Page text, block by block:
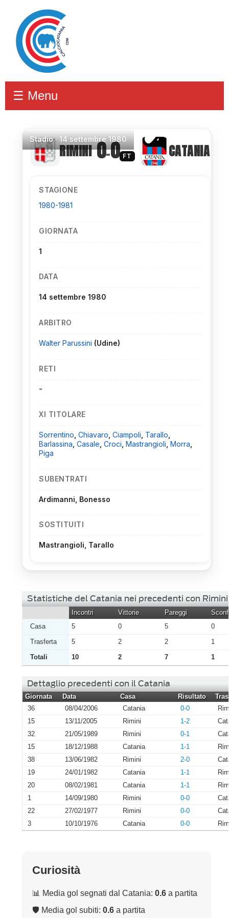
☰ Menu
Stadio·14 settembre 1980
RIMINI 0–0 FT CATANIA
STAGIONE
1980-1981
GIORNATA
1
DATA
14 settembre 1980
ARBITRO
Walter Parussini (Udine)
RETI
-
XI TITOLARE
Sorrentino Chiavaro Ciampoli Tarallo
Barlassina Casale Croci Mastrangioli Morra
Piga
SUBENTRATI
Ardimanni, Bonesso
SOSTITUITI
Mastrangioli, Tarallo
Statistiche del Catania nei precedenti con Rimini
Incontri Vittorie Pareggi
Casa
5 0 5
0
Trasferta
5 2 2
1
Totali
10 2 7 1
Dettaglio precedenti con il Catania
Giornata Data Casa Risultato
36
08/04/2006 Catania 0-0
15
13/11/2005 Rimini 1-2
32
21/05/1989 Rimini 0-1
15
18/12/1988 Catania 1-1
38
13/06/1982 Rimini 2-0
19
24/01/1982 Catania 1-1
20
08/02/1981 Catania 1-1
1
14/09/1980 Rimini 0-0
22
27/02/1977 Rimini 0-0
3
10/10/1976 Catania 0-0
Curiosità
📊 Media gol segnati dal Catania: 0.6 a partita
🛡 Media gol subiti: 0.6 a partita